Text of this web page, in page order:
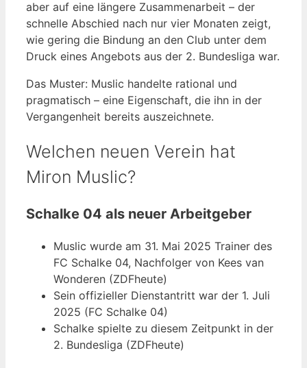
aber auf eine längere Zusammenarbeit – der
schnelle Abschied nach nur vier Monaten zeigt,
wie gering die Bindung an den Club unter dem
Druck eines Angebots aus der 2. Bundesliga war.
Das Muster: Muslic handelte rational und
pragmatisch – eine Eigenschaft, die ihn in der
Vergangenheit bereits auszeichnete.
Welchen neuen Verein hat
Miron Muslic?
Schalke 04 als neuer Arbeitgeber
Muslic wurde am 31. Mai 2025 Trainer des
FC Schalke 04, Nachfolger von Kees van
Wonderen (ZDFheute)
Sein offizieller Dienstantritt war der 1. Juli
2025 (FC Schalke 04)
Schalke spielte zu diesem Zeitpunkt in der
2. Bundesliga (ZDFheute)